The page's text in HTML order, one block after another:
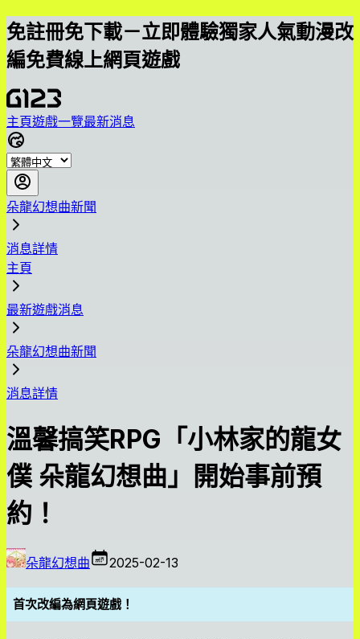
免註冊免下載－立即體驗獨家人氣動漫改
編免費線上網頁遊戲
主頁遊戲一覽最新消息
朵龍幻想曲新聞
消息詳情
主頁
最新遊戲消息
朵龍幻想曲新聞
消息詳情
溫馨搞笑RPG「小林家的龍女
僕 朵龍幻想曲」開始事前預
約！
朵龍幻想曲 2025-02-13
首次改編為網頁遊戲！